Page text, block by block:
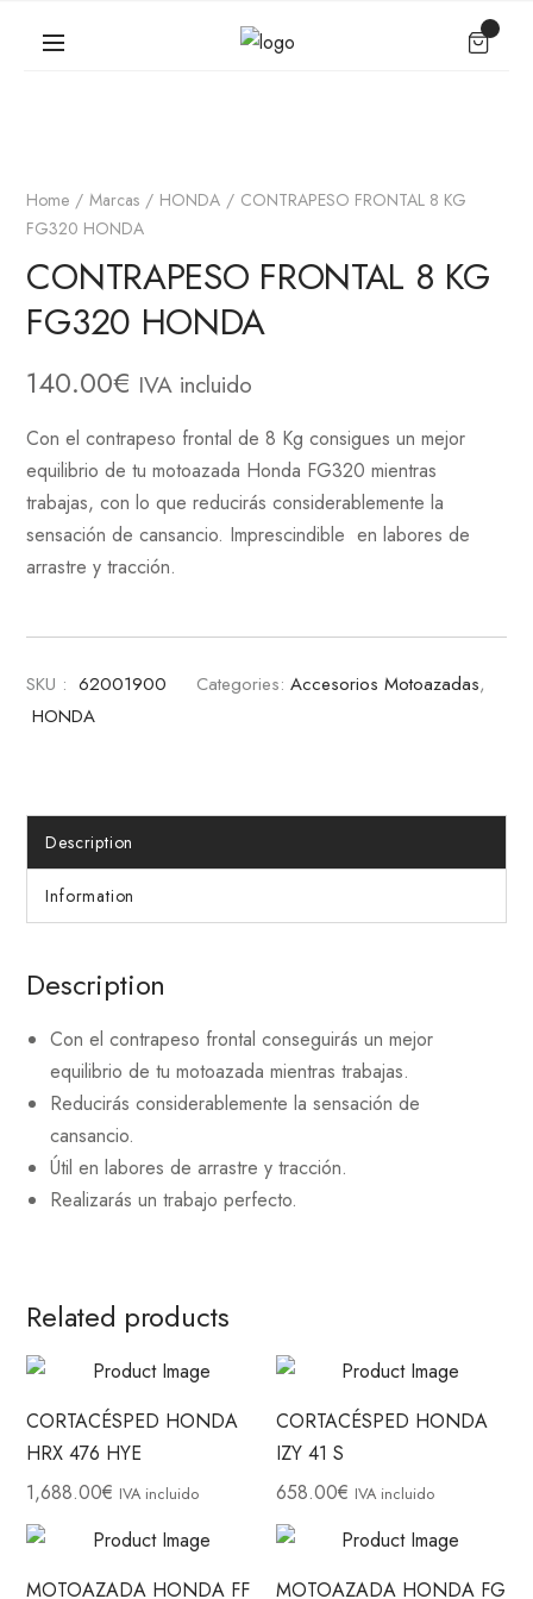
Home Marcas HONDA
CONTRAPESO FRONTAL 8 KG
FG320 HONDA
CONTRAPESO FRONTAL 8 KG
FG320 HONDA
140.00€ IVA incluido
Con el contrapeso frontal de 8 Kg consigues un mejor
equilibrio de tu motoazada Honda FG320 mientras
trabajas, con lo que reducirás considerablemente la
sensación de cansancio. Imprescindible en labores de
arrastre y tracción.
SKU : 62001900 Categories: Accesorios Motoazadas,
HONDA
Description
Information
Description
Con el contrapeso frontal conseguirás un mejor
equilibrio de tu motoazada mientras trabajas.
Reducirás considerablemente la sensación de
cansancio.
Útil en labores de arrastre y tracción.
Realizarás un trabajo perfecto.
Related products
CORTACÉSPED HONDA
HRX 476 HYE
1,688.00€ IVA incluido
CORTACÉSPED HONDA
IZY 41 S
658.00€ IVA incluido
MOTOAZADA HONDA FF MOTOAZADA HONDA FG